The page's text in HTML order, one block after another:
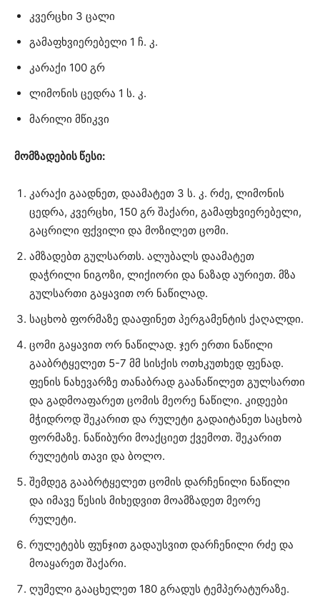
კვერცხი 3 ცალი
გამაფხვიერებელი 1 ჩ. კ.
კარაქი 100 გრ
ლიმონის ცედრა 1 ს. კ.
მარილი მწიკვი
მომზადების წესი:
კარაქი გაადნეთ, დაამატეთ 3 ს. კ. რძე, ლიმონის
ცედრა, კვერცხი, 150 გრ შაქარი, გამაფხვიერებელი,
გაცრილი ფქვილი და მოზილეთ ცომი.
ამზადებთ გულსართს. ალუბალს დაამატეთ
დაჭრილი ნიგოზი, ლიქიორი და ნაზად აურიეთ. მზა
გულსართი გაყავით ორ ნაწილად.
საცხობ ფორმაზე დააფინეთ პერგამენტის ქაღალდი.
ცომი გაყავით ორ ნაწილად. ჯერ ერთი ნაწილი
გააბრტყელეთ 5-7 მმ სისქის ოთხკუთხედ ფენად.
ფენის ნახევარზე თანაბრად გაანაწილეთ გულსართი
და გადმოაფარეთ ცომის მეორე ნაწილი. კიდეები
მჭიდროდ შეკარით და რულეტი გადაიტანეთ საცხობ
ფორმაზე. ნაწიბური მოაქციეთ ქვემოთ. შეკარით
რულეტის თავი და ბოლო.
შემდეგ გააბრტყელეთ ცომის დარჩენილი ნაწილი
და იმავე წესის მიხედვით მოამზადეთ მეორე
რულეტი.
რულეტებს ფუნჯით გადაუსვით დარჩენილი რძე და
მოაყარეთ შაქარი.
ღუმელი გააცხელეთ 180 გრადუს ტემპერატურაზე.